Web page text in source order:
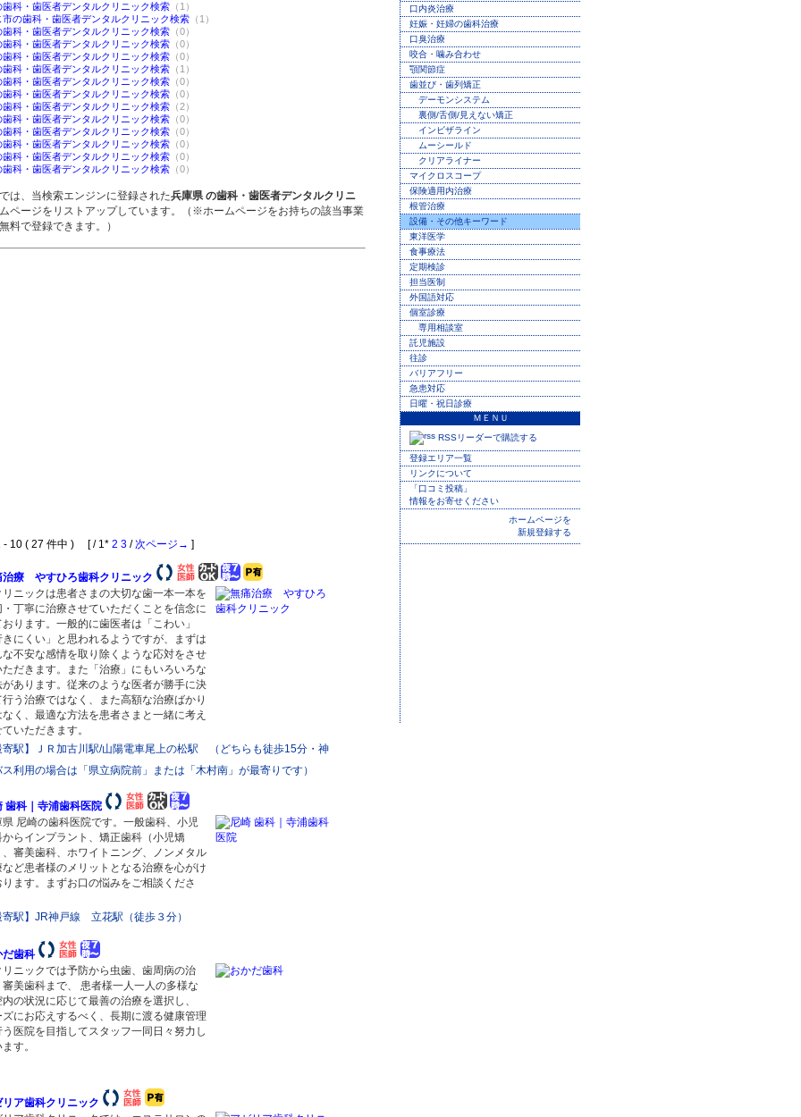
歯科・歯医者デンタルクリニック検索 （1）
市の歯科・歯医者デンタルクリニック検索 （1）
歯科・歯医者デンタルクリニック検索 （0）
歯科・歯医者デンタルクリニック検索 （0）
歯科・歯医者デンタルクリニック検索 （0）
歯科・歯医者デンタルクリニック検索 （1）
歯科・歯医者デンタルクリニック検索 （0）
歯科・歯医者デンタルクリニック検索 （0）
歯科・歯医者デンタルクリニック検索 （2）
歯科・歯医者デンタルクリニック検索 （0）
歯科・歯医者デンタルクリニック検索 （0）
歯科・歯医者デンタルクリニック検索 （0）
歯科・歯医者デンタルクリニック検索 （0）
歯科・歯医者デンタルクリニック検索 （0）
は、当検索エンジンに登録された兵庫県 の歯科・歯医者デンタルクリニ
ページをリストアップしています。（※ホームページをお持ちの該当事業
料で登録できます。）
10 ( 27 件中 ) [ / 1* 2 3 / 次ページ→ ]
治療 やすひろ歯科クリニック
リニックは患者さまの大切な歯一本一本を
・丁寧に治療させていただくことを信念に
おります。一般的に歯医者は「こわい」
きにくい」と思われるようですが、まずは
な不安な感情を取り除くような応対をさせ
ただきます。また「治療」にもいろいろな
があります。従来のような医者が勝手に決
行う治療ではなく、また高額な治療ばかり
なく、最適な方法を患者さまと一緒に考え
ていただきます。
寄駅】ＪＲ加古川駅/山陽電車尾上の松駅 （どちらも徒歩15分・神
ス利用の場合は「県立病院前」または「木村南」が最寄りです）
歯科｜寺浦歯科医院
県 尼崎の歯科医院です。一般歯科、小児
からインプラント、矯正歯科（小児矯
、審美歯科、ホワイトニング、ノンメタル
など患者様のメリットとなる治療を心がけ
ります。まずお口の悩みをご相談くださ
寄駅】JR神戸線 立花駅（徒歩３分）
だ歯科
リニックでは予防から虫歯、歯周病の治
審美歯科まで、 患者様一人一人の多様な
内の状況に応じて最善の治療を選択し、
ズにお応えするべく、長期に渡る健康管理
う医院を目指してスタッフ一同日々努力し
す。
リア歯科クリニック
口内炎治療
妊娠・妊婦の歯科治療
口臭治療
咬合・噛み合わせ
顎関節症
歯並び・歯列矯正
デーモンシステム
裏側/舌側/見えない矯正
インビザライン
ムーシールド
クリアライナー
マイクロスコープ
保険適用内治療
根管治療
設備・その他キーワード
東洋医学
食事療法
定期検診
担当医制
外国語対応
個室診療
専用相談室
託児施設
往診
バリアフリー
急患対応
日曜・祝日診療
ＭＥＮＵ
RSSリーダーで購読する
登録エリア一覧
リンクについて
「口コミ投稿」
情報をお寄せください
ホームページを
新規登録する